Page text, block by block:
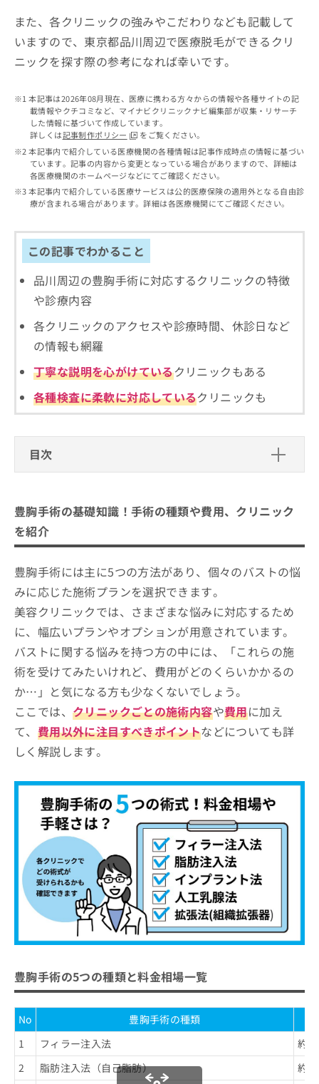
また、各クリニックの強みやこだわりなども記載して
いますので、東京都品川周辺で医療脱毛ができるクリ
ニックを探す際の参考になれば幸いです。
本記事は2026年08月現在、医療に携わる方々からの情報や各種サイトの記
載情報やクチコミなど、マイナビクリニックナビ編集部が収集・リサーチ
した情報に基づいて作成しています。
詳しくは記事制作ポリシー
をご覧ください。
本記事内で紹介している医療機関の各種情報は記事作成時点の情報に基づい
ています。記事の内容から変更となっている場合がありますので、詳細は
各医療機関のホームページなどにてご確認ください。
本記事内で紹介している医療サービスは公的医療保険の適用外となる自由診
療が含まれる場合があります。詳細は各医療機関にてご確認ください。
この記事でわかること
品川周辺の豊胸手術に対応するクリニックの特徴
や診療内容
各クリニックのアクセスや診療時間、休診日など
の情報も網羅
丁寧な説明を心がけているクリニックもある
各種検査に柔軟に対応しているクリニックも
目次
2．脂肪注入法（自己脂肪）
3．インプラント法（シリコンバッグ/生理食塩水
バッグ）
4．人工乳腺法
5．組織拡張器を用いた拡張法
こと
手術前のカウンセリングの重要性
費用と手術のリスク
手術後のケアと回復過程
品川周辺で評判の豊胸手術におすすめ
のクリニック5選
くさのたろうクリニック
ガーデンクリニック 品川院
湘南美容クリニック 品川院
東京中央美容外科 品川院
プルージュ美容クリニック
「豊胸手術」クリニック選びの4ポイント
豊胸手術に関する質問5選！
結論と安全な手術を受けるための3つのアドバ
イス
まとめ：品川周辺で評判の豊胸手術におすすめ
のクリニック5選
豊胸手術の基礎知識！手術の種類や費用、クリニック
を紹介
豊胸手術には主に5つの方法があり、個々のバストの悩
みに応じた施術プランを選択できます。
美容クリニックでは、さまざまな悩みに対応するため
に、幅広いプランやオプションが用意されています。
バストに関する悩みを持つ方の中には、「これらの施
術を受けてみたいけれど、費用がどのくらいかかるの
か…」と気になる方も少なくないでしょう。
ここでは、 クリニックごとの施術内容や費用に加え
て、 費用以外に注目すべきポイントなどについても詳
しく解説します。
豊胸手術の5つの種類と料金相場一覧
No
豊胸手術の種類
1
フィラー注入法
約
2
脂肪注入法（自己脂肪）
約
こち
らは
マイ
ナビ
クナ
ビサ
イト
への
お問
合せ
フォ
ーム
とな
りま
クリ
ニッ
クの
予
約・
のご
など
きま
ので
承く
ださ
こ
ち
ら
の
求
ち
無
情
報
の
み
ち
情
報
の
正
こ
ち
ら
そ
の
他
の
お
問
い
合
せ
広
告
出
お
合
わ
は
ら
資
料
ち
料
の
お
申
込
み
は
こ
ら
ち